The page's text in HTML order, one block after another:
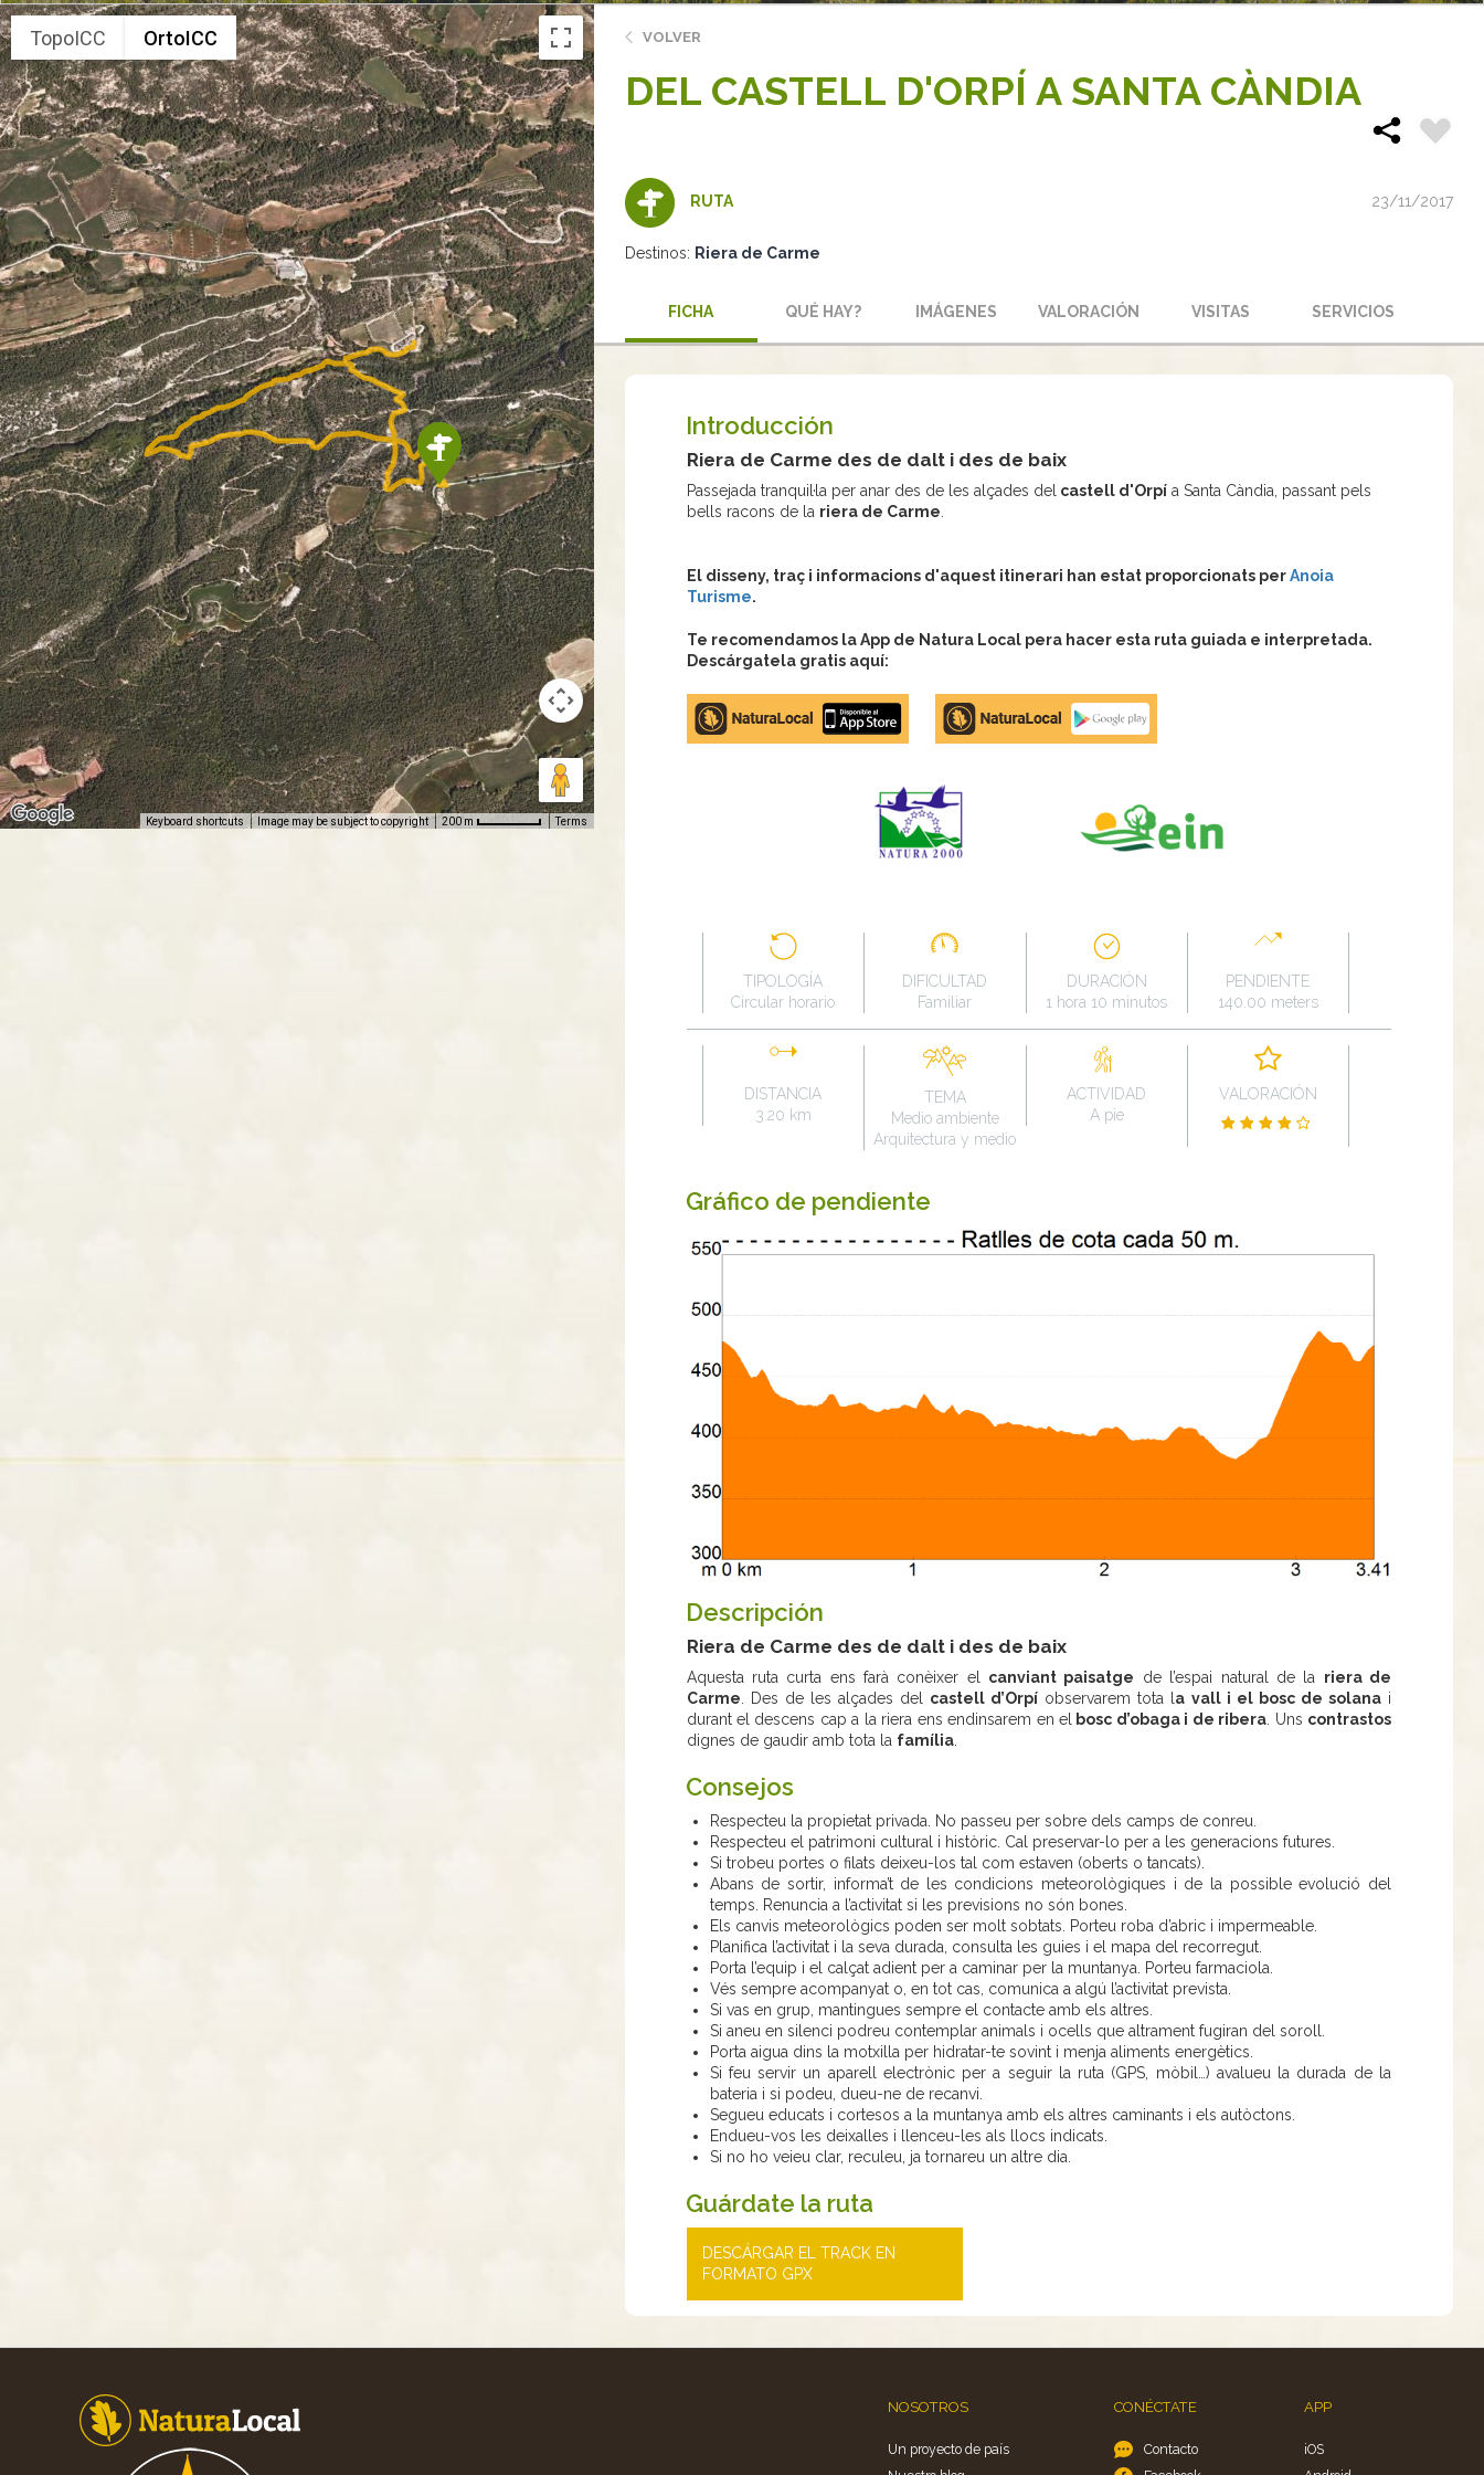
TopoICC OrtoICC
Keyboard shortcuts Image may be subject to copyright 200 m Terms
VOLVER
DEL CASTELL D'ORPÍ A SANTA CÀNDIA
RUTA 23/11/2017
Destinos: Riera de Carme
FICHA QUÉ HAY? IMÁGENES VALORACIÓN VISITAS SERVICIOS
Introducción
Riera de Carme des de dalt i des de baix
Passejada tranquil·la per anar des de les alçades delcastell d'Orpía Santa Càndia, passant pels
bells racons de la riera de Carme.
El disseny, traç i informacions d'aquest itinerari han estat proporcionats perAnoia
Turisme.
Te recomendamos la App de Natura Local pera hacer esta ruta guiada e interpretada.
Descárgatela gratis aquí:
Apple
store
Google
Play
TIPOLOGÍA
Circular horario
DIFICULTAD
Familiar
DURACIÓN
1 hora 10 minutos
PENDIENTE
140.00 meters
DISTANCIA
3.20 km
TEMA
Medio ambiente
Arquitectura y medio
ACTIVIDAD
A pie
VALORACIÓN
Gráfico de pendiente
Descripción
Riera de Carme des de dalt i des de baix
Aquesta ruta curta ens farà conèixer el canviant paisatge de l’espai natural de la riera de
Carme . Des de les alçades del castell d’Orpí observarem tota l a vall i el bosc de solanai
durant el descens cap a la riera ens endinsarem en el
bosc d’obaga i de ribera . Uns contrastos
dignes de gaudir amb tota la família.
Consejos
Respecteu la propietat privada. No passeu per sobre dels camps de conreu.
Respecteu el patrimoni cultural i històric. Cal preservar-lo per a les generacions futures.
Si trobeu portes o filats deixeu-los tal com estaven (oberts o tancats).
Abans de sortir, informa’t de les condicions meteorològiques i de la possible evolució del
temps. Renuncia a l’activitat si les previsions no són bones.
Els canvis meteorològics poden ser molt sobtats. Porteu roba d’abric i impermeable.
Planifica l’activitat i la seva durada, consulta les guies i el mapa del recorregut.
Porta l’equip i el calçat adient per a caminar per la muntanya. Porteu farmaciola.
Vés sempre acompanyat o, en tot cas, comunica a algú l’activitat prevista.
Si vas en grup, mantingues sempre el contacte amb els altres.
Si aneu en silenci podreu contemplar animals i ocells que altrament fugiran del soroll.
Porta aigua dins la motxilla per hidratar-te sovint i menja aliments energètics.
Si feu servir un aparell electrònic per a seguir la ruta (GPS, mòbil…) avalueu la durada de la
bateria i si podeu, dueu-ne de recanvi.
Segueu educats i cortesos a la muntanya amb els altres caminants i els autòctons.
Endueu-vos les deixalles i llenceu-les als llocs indicats.
Si no ho veieu clar, reculeu, ja tornareu un altre dia.
Guárdate la ruta
DESCÁRGAR EL TRACK EN
FORMATO GPX
NOSOTROS
Un proyecto de país
CONÉCTATE
Contacto
APP
iOS